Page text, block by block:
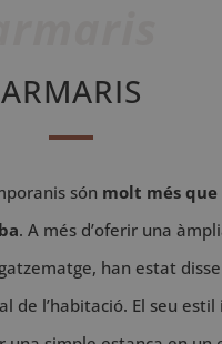
ARMARIS
són molt més que
. A més d’oferir una
han estat
de l’habitació. El seu estil